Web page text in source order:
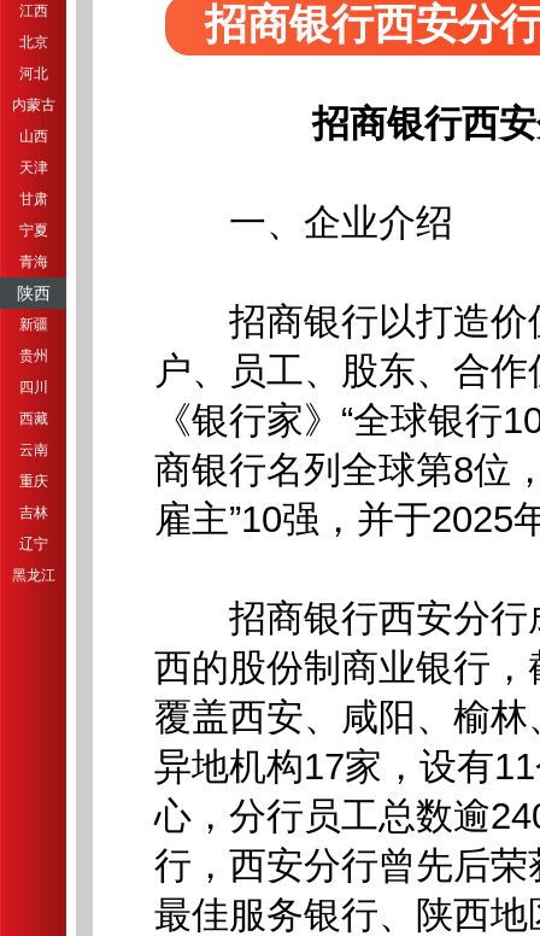
江西
北京
河北
内蒙古
山西
天津
甘肃
宁夏
青海
陕西
新疆
贵州
四川
西藏
云南
重庆
吉林
辽宁
黑龙江
招商银行西安分
招商银行西
一、企业介绍
招商银行以打造价
户、员工、股东、合
《银行家》“全球银行
商银行名列全球第8位
雇主”10强，并于2025
招商银行西安分行
西的股份制商业银行
覆盖西安、咸阳、榆
异地机构17家，设有
心，分行员工总数逾
行，西安分行曾先后
最佳服务银行、陕西